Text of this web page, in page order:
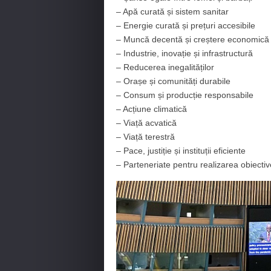
– Apă curată și sistem sanitar
– Energie curată și prețuri accesibile
– Muncă decentă și creștere economică
– Industrie, inovație și infrastructură
– Reducerea inegalităților
– Orașe și comunități durabile
– Consum și producție responsabile
– Acțiune climatică
– Viață acvatică
– Viață terestră
– Pace, justiție și instituții eficiente
– Parteneriate pentru realizarea